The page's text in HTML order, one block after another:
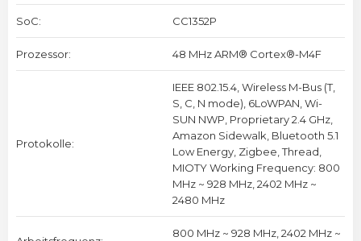
SoC: CC1352P
Prozessor: 48 MHz ARM® Cortex®-M4F
Protokolle:
IEEE 802.15.4, Wireless M-Bus (T,
S, C, N mode), 6LoWPAN, Wi-
SUN NWP, Proprietary 2.4 GHz,
Amazon Sidewalk, Bluetooth 5.1
Low Energy, Zigbee, Thread,
MIOTY Working Frequency: 800
MHz ~ 928 MHz, 2402 MHz ~
2480 MHz
800 MHz ~ 928 MHz, 2402 MHz ~